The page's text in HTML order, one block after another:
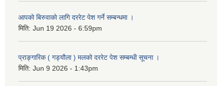
आपकाे बिरुवाकाे लागि दररेट पेश गर्ने सम्बन्धमा ।
मिति: Jun 19 2026 - 6:59pm
प्राङ्गारिक ( गड्यौला ) मलको दररेट पेश सम्बम्धी सूचना ।
मिति: Jun 9 2026 - 1:43pm